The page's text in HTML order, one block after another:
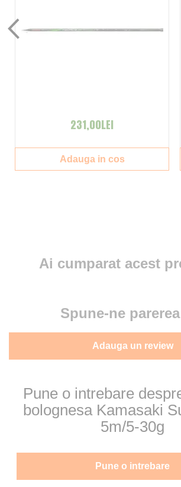
Ai cumparat acest
Spune-ne
Adauga un review
Pune o intrebare
bolognesa Kamasaki
5m/5-30g
Pune o intrebare
231,00LEI
Adauga in cos